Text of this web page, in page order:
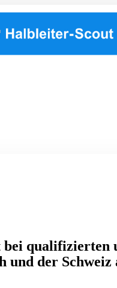
qualifizierten
und der Schweiz